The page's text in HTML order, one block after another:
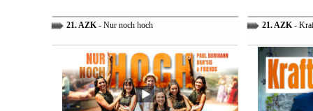
21. AZK- Nur noch hoch 21. AZK-